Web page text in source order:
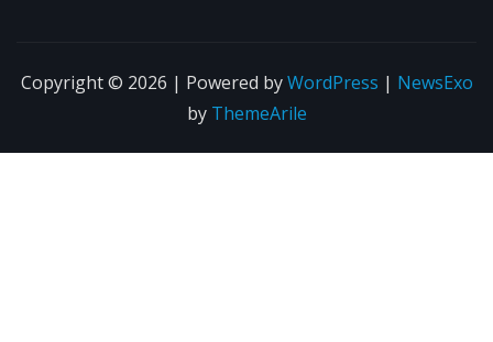
Copyright © 2026 | Powered byWordPress | NewsExo
by ThemeArile